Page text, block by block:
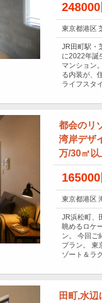
東京都港区
JR田町駅・
に2022年誕
マンション
る内装が、
ライフスタ
都会のリ
湾岸デザ
万/30㎡以
東京都港区
JR浜松町、
眺めるロケ
ン。 今回ご
プラン。 東
ゾート＆ラ
田町,水